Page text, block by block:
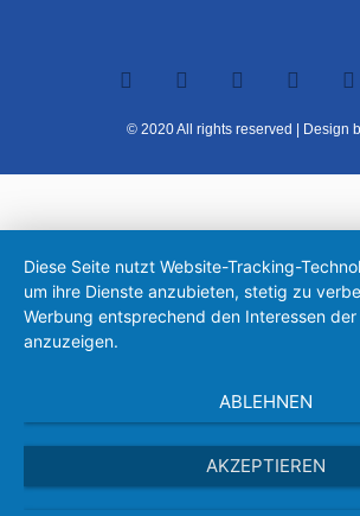
© 2020 All rights reserved | Design
Diese Seite nutzt Website-Tracking-
um ihre Dienste anzubieten, stetig zu
Werbung entsprechend den Interessen
anzuzeigen.
ABLEHNEN
AKZEPTIEREN